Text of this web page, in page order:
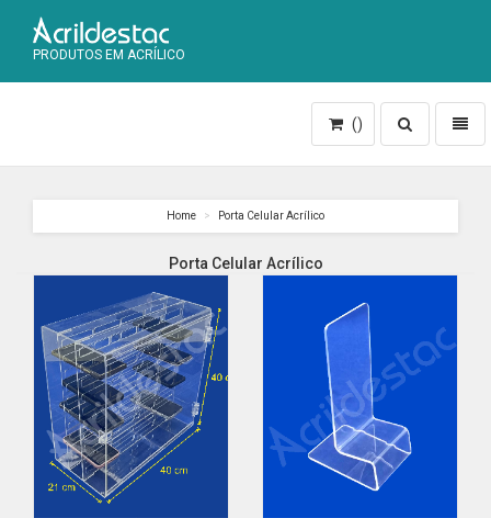
PRODUTOS EM ACRÍLICO
Toggle
search
()
Home Porta Celular Acrílico
Porta Celular Acrílico